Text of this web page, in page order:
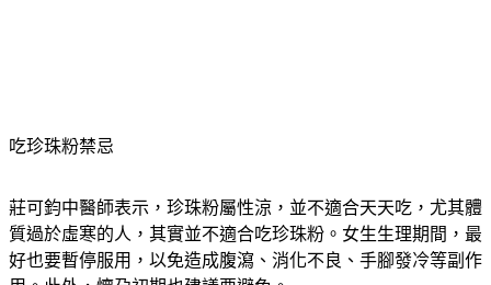
吃珍珠粉禁忌
莊可鈞中醫師表示，珍珠粉屬性涼，並不適合天天吃，尤其體
質過於虛寒的人，其實並不適合吃珍珠粉。女生生理期間，最
好也要暫停服用，以免造成腹瀉、消化不良、手腳發冷等副作